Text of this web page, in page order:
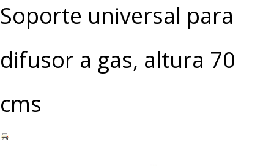
Soporte universal para
difusor a gas, altura 70
cms